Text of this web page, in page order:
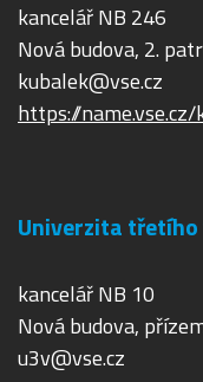
kancelář NB 246
Nová budova, 2.
kubalek@vse.cz
https://
Univerzita třetího
kancelář NB 10
Nová budova,
u3v@vse.cz